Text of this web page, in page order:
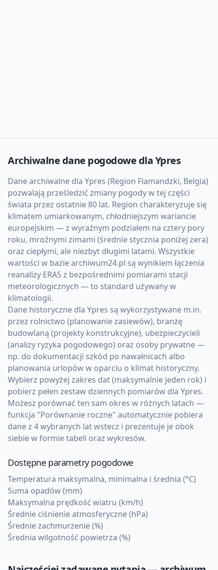
Archiwalne dane pogodowe dlaYpres
Dane archiwalne dla Ypres (Region Flamandzki, Belgia)
pozwalają prześledzić zmiany pogody w tej części
świata przez ostatnie 80 lat. Region charakteryzuje się
klimatem umiarkowanym, chłodniejszym wariancie
europejskim — z wyraźnym podziałem na cztery pory
roku, mroźnymi zimami (średnie stycznia poniżej zera)
oraz ciepłymi, ale niezbyt długimi latami. Wszystkie
wartości w bazie archiwum24.pl są wynikiem łączenia
reanalizy ERA5 z bezpośrednimi pomiarami stacji
meteorologicznych — to standard używany w
klimatologii.
Dane historyczne dla Ypres są wykorzystywane m.in.
przez rolnictwo (planowanie zasiewów), branżę
budowlaną (projekty konstrukcyjne), ubezpieczycieli
(analizy ryzyka pogodowego) oraz osoby prywatne —
np. do dokumentacji szkód po nawałnicach albo
planowania urlopów w oparciu o klimat historyczny.
Wybierz powyżej zakres dat (maksymalnie jeden rok) i
pobierz pełen zestaw dziennych pomiarów dla Ypres.
Możesz porównać ten sam okres w różnych latach —
funkcja "Porównanie roczne" automatycznie pobiera
dane z 4 wybranych lat wstecz i prezentuje je obok
siebie w formie tabeli oraz wykresów.
Dostępne parametry pogodowe
Temperatura maksymalna, minimalna i średnia (°C)
Suma opadów (mm)
Maksymalna prędkość wiatru (km/h)
Średnie ciśnienie atmosferyczne (hPa)
Średnie zachmurzenie (%)
Średnia wilgotność powietrza (%)